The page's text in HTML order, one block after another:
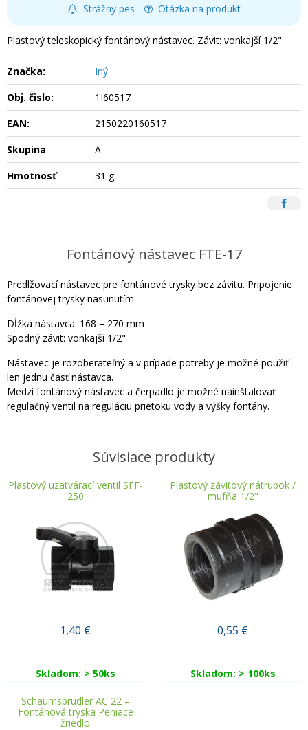
Strážny pes Otázka na produkt
Plastový teleskopický fontánový nástavec. Závit: vonkajší 1/2"
Značka:
Iný
Obj. čislo:
1I60517
EAN:
2150220160517
Skupina
A
Hmotnosť
31 g
Fontánový nástavec FTE-17
Predlžovací nástavec pre fontánové trysky bez závitu. Pripojenie
fontánovej trysky nasunutím.
Dĺžka nástavca: 168 – 270 mm
Spodný závit: vonkajší 1/2"
Nástavec je rozoberateľný a v prípade potreby je možné použiť
len jednu časť nástavca.
Medzi fontánový nástavec a čerpadlo je možné nainštalovať
regulačný ventil na reguláciu prietoku vody a výšky fontány.
Súvisiace produkty
Plastový uzatvárací ventil SFF-
250
1,40 €
Skladom: > 50ks
Plastový závitový nátrubok /
mufňa 1/2"
0,55 €
Skladom: > 100ks
Schaumsprudler AC 22 –
Fontánová tryska Peniace
žriedlo